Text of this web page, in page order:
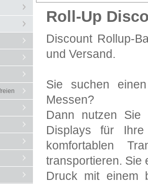
Roll-Up
Discount Rollup-
und Versand.
Sie suchen
Messen?
Dann nutzen Sie
Displays für
komfortablen
transportieren. Sie
Druck mit einem